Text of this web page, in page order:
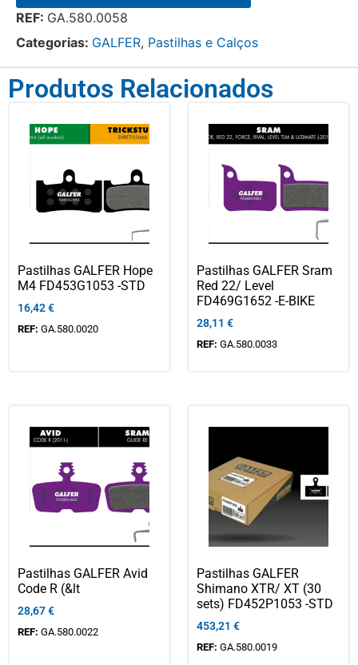
REF: GA.580.0058
Categorias: GALFER, Pastilhas e Calços
Produtos Relacionados
Pastilhas GALFER Hope
M4 FD453G1053 -STD
16,42€
REF: GA.580.0020
Pastilhas GALFER Sram
Red 22/ Level
FD469G1652 -E-BIKE
28,11 €
REF: GA.580.0033
Pastilhas GALFER Avid
Code R (&lt
28,67€
REF: GA.580.0022
Pastilhas GALFER
Shimano XTR/ XT (30
sets) FD452P1053 -STD
453,21 €
REF: GA.580.0019